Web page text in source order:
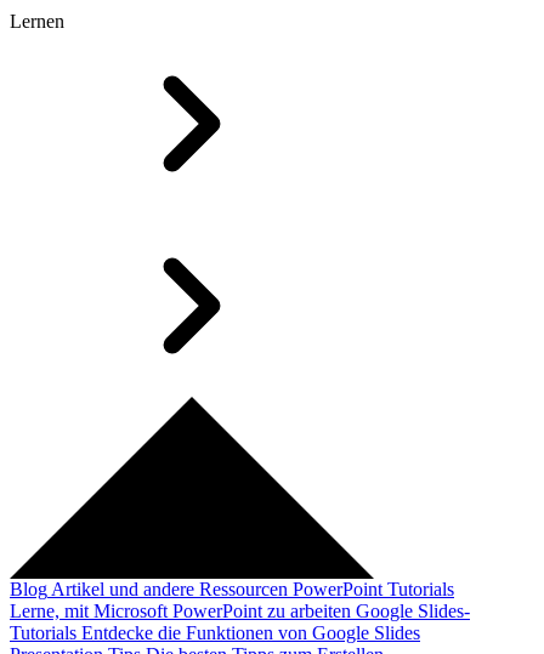
Lernen
Blog Artikel und andere Ressourcen PowerPoint Tutorials
Lerne, mit Microsoft PowerPoint zu arbeiten Google Slides-
Tutorials Entdecke die Funktionen von Google Slides